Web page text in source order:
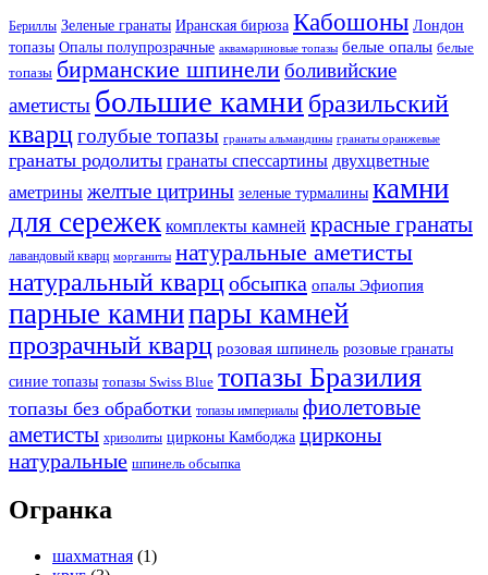
Бериллы Зеленые гранаты Иранская бирюза Кабошоны Лондон
топазы Опалы полупрозрачные аквамариновые топазы белые опалы белые
топазы бирманские шпинелиболивийские
аметисты большие камни бразильский
кварцголубые топазы гранаты альмандины гранаты оранжевые
гранаты родолиты гранаты спессартины двухцветные
аметрины желтые цитрины зеленые турмалины камни
для сережек комплекты камней красные гранаты
лавандовый кварц морганиты натуральные аметисты
натуральный кварцобсыпка опалы Эфиопия
парные камнипары камней
прозрачный кварц розовая шпинель розовые гранаты
синие топазы топазы Swiss Blue топазы Бразилия
топазы без обработки топазы империалы фиолетовые
аметисты хризолиты цирконы Камбоджа цирконы
натуральные шпинель обсыпка
Огранка
шахматная (1)